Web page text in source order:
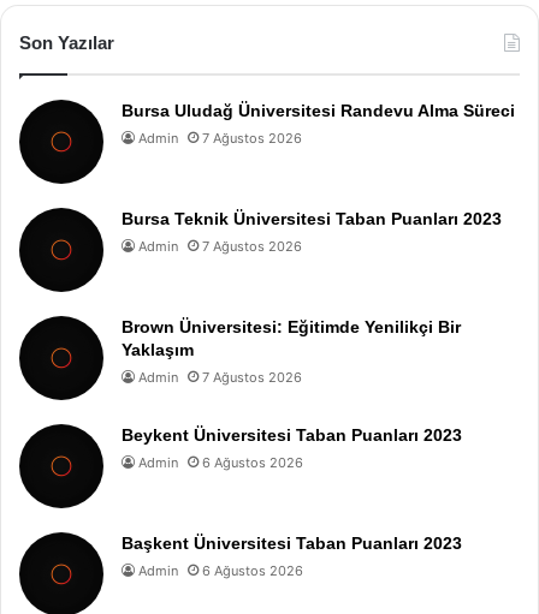
Son Yazılar
Bursa Uludağ Üniversitesi Randevu Alma Süreci
Admin 7 Ağustos 2026
Bursa Teknik Üniversitesi Taban Puanları 2023
Admin 7 Ağustos 2026
Brown Üniversitesi: Eğitimde Yenilikçi Bir
Yaklaşım
Admin 7 Ağustos 2026
Beykent Üniversitesi Taban Puanları 2023
Admin 6 Ağustos 2026
Başkent Üniversitesi Taban Puanları 2023
Admin 6 Ağustos 2026